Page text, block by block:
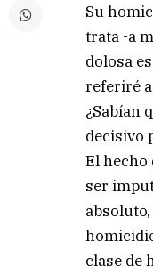
Su
trata -a
dolosa
referiré
¿Sabían
decisivo
El hecho
ser
clase de